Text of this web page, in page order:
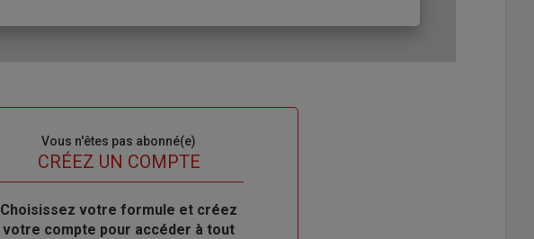
Vous n'êtes pas abonné(e)
TITRECRÉEZ UN COMPTE
Body
Choisissez votre formule et créez
votre compte pour accéder à tout